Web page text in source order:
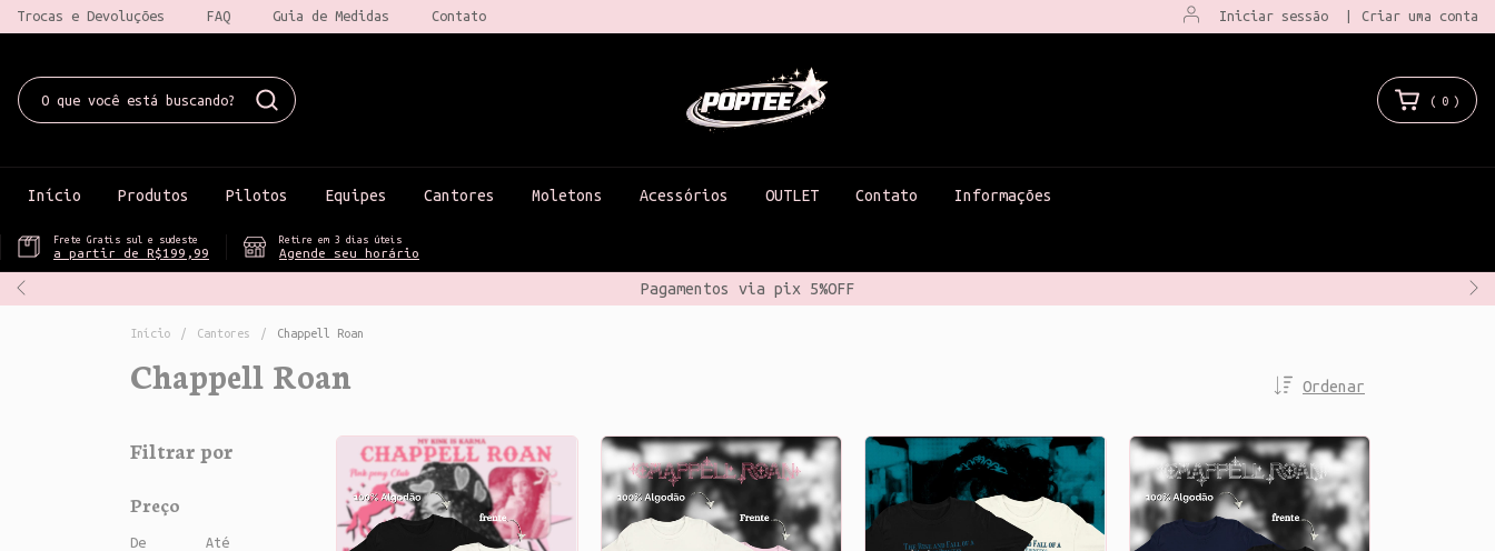
Trocas e Devoluções FAQ Guia de Medidas Contato Iniciar sessão Criar uma conta
Pagamentos via pix 5%OFF
( 0 )
Início Produtos Pilotos Equipes Cantores Moletons Acessórios OUTLET Contato Informações
Frete Gratis sul e sudeste
a partir de R$199,99
Retire em 3 dias úteis
Agende seu horário
Início / Cantores / Chappell Roan
Chappell Roan Ordenar
Filtrar por
Preço
De Até